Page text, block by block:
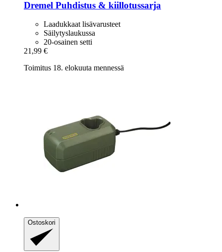
Dremel Puhdistus & kiillotussarja
Laadukkaat lisävarusteet
Säilytyslaukussa
20-osainen setti
21,99 €
Toimitus 18. elokuuta mennessä
Ostoskori